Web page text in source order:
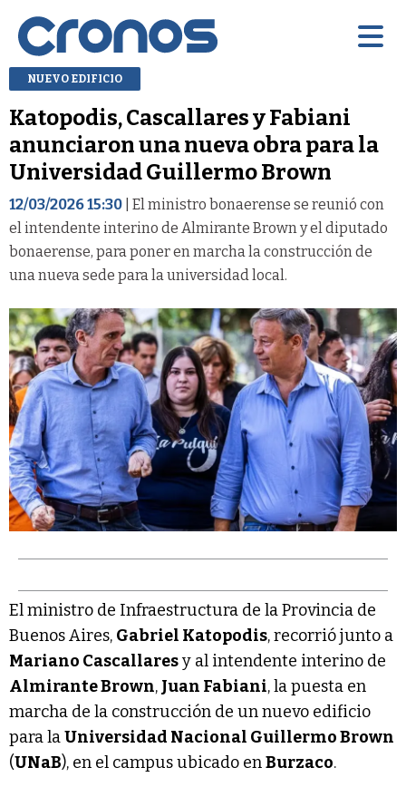
NUEVO EDIFICIO
Katopodis, Cascallares y Fabiani
anunciaron una nueva obra para la
Universidad Guillermo Brown
12/03/2026 15:30 | El ministro bonaerense se reunió con
el intendente interino de Almirante Brown y el diputado
bonaerense, para poner en marcha la construcción de
una nueva sede para la universidad local.
El ministro de Infraestructura de la Provincia de
Buenos Aires, Gabriel Katopodis, recorrió junto a
Mariano Cascallaresy al intendente interino de
Almirante Brown, Juan Fabiani, la puesta en
marcha de la construcción de un nuevo edificio
para laUniversidad Nacional Guillermo Brown
(UNaB), en el campus ubicado enBurzaco.